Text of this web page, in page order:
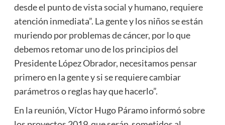
desde el punto de vista social y humano, requiere
atención inmediata”. La gente y los niños se están
muriendo por problemas de cáncer, por lo que
debemos retomar uno de los principios del
Presidente López Obrador, necesitamos pensar
primero en la gente y si se requiere cambiar
parámetros o reglas hay que hacerlo”.
En la reunión, Víctor Hugo Páramo informó sobre